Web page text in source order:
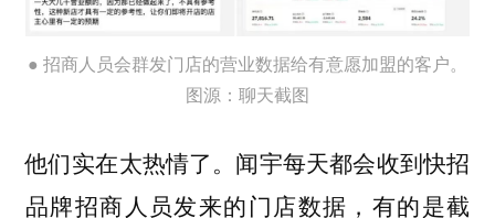
● 招商人员会群发门店的营业数据给有意愿加盟的客户。
图源：聊天截图
他们实在太热情了。闻宇每天都会收到快招
品牌招商人员发来的门店数据，有的是截